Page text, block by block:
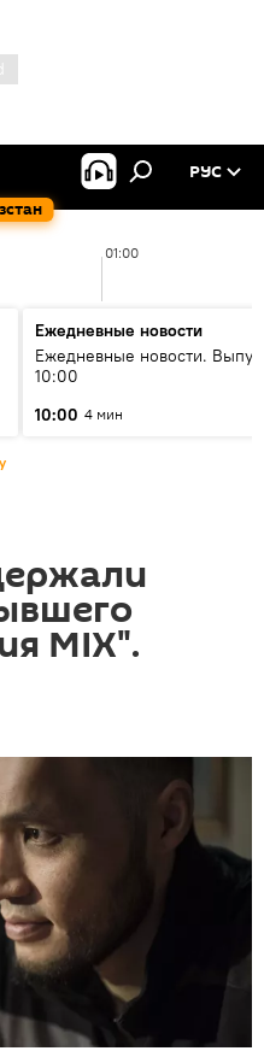
РУС
01:00
Ежедневные новости
Ежедневные новости.
10:00
10:00 4 мин
MIX".